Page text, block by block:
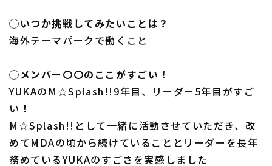
◯いつか挑戦してみたいことは？
海外テーマパークで働くこと
◯メンバー〇〇のここがすごい！
YUKAのM☆Splash!!9年目、リーダー5年目がすご
い！
M☆Splash!!として一緒に活動させていただき、改
めてMDAの頃から続けていることとリーダーを長年
務めているYUKAのすごさを実感しました